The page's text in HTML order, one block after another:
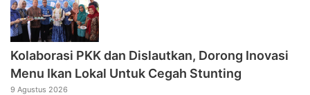
Kolaborasi PKK dan Dislautkan, Dorong Inovasi
Menu Ikan Lokal Untuk Cegah Stunting
9 Agustus 2026